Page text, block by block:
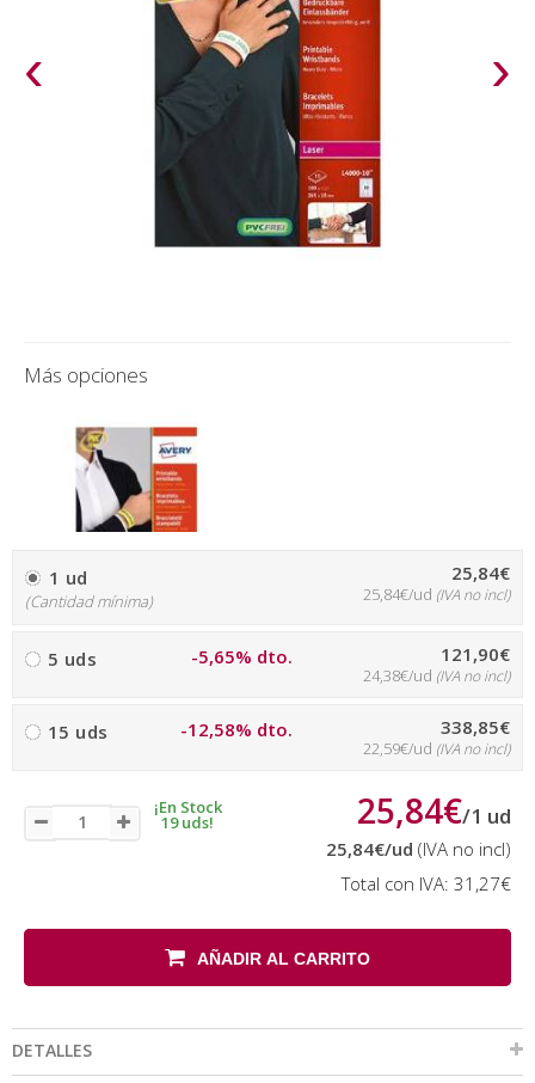
‹ ›
Más opciones
1 ud
(Cantidad mínima)
25,84€
25,84€/ud (IVA no incl)
5 uds -5,65% dto. 121,90€
24,38€/ud (IVA no incl)
15 uds -12,58% dto. 338,85€
22,59€/ud (IVA no incl)
¡En Stock
19 uds! 25,84€/1 ud
25,84€/ud (IVA no incl)
Total con IVA: 31,27€
AÑADIR AL CARRITO
DETALLES